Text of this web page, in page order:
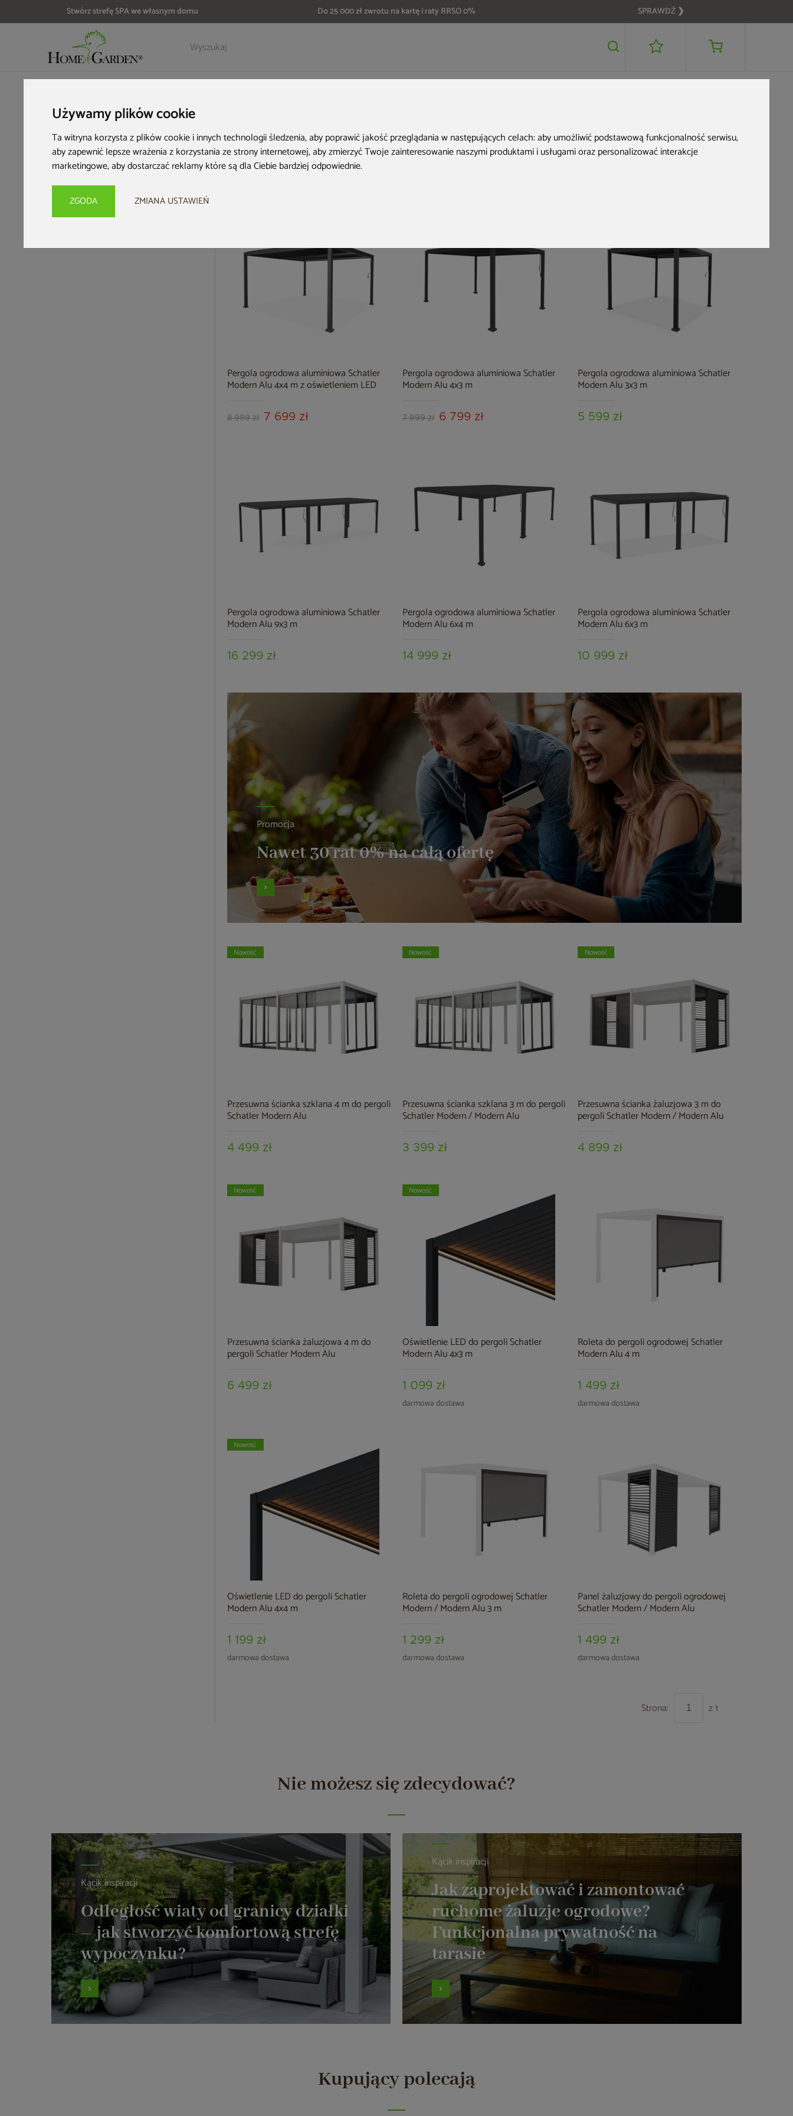
Używamy plików cookie
Ta witryna korzysta z plików cookie i innych technologii śledzenia, aby poprawić jakość przeglądania w następujących celach:aby umożliwić podstawową funkcjonalność serwisu,
aby zapewnić lepsze wrażenia z korzystania ze strony internetowej,aby zmierzyć Twoje zainteresowanie naszymi produktami i usługami oraz personalizować interakcje
marketingowe,aby dostarczać reklamy które są dla Ciebie bardziej odpowiednie.
ZGODA ZMIANA USTAWIEŃ
Stwórz strefę SPA we własnym domu Do 25 000 zł zwrotu na kartę i raty RRSO 0% SPRAWDŹ ❯
Pergole Schatler Modern Alu
Pergola ogrodowa aluminiowa Schatler
Modern Alu 4x4 m z oświetleniem LED
8 999 zł 7 699 zł
Pergola ogrodowa aluminiowa Schatler
Modern Alu 4x3 m
7 999 zł 6 799 zł
Pergola ogrodowa aluminiowa Schatler
Modern Alu 3x3 m
5 599 zł
Pergola ogrodowa aluminiowa Schatler
Modern Alu 9x3 m
16 299 zł
Pergola ogrodowa aluminiowa Schatler
Modern Alu 6x4 m
14 999 zł
Pergola ogrodowa aluminiowa Schatler
Modern Alu 6x3 m
10 999 zł
Promocja
Nawet 30 rat 0% na całą ofertę
Przesuwna ścianka szklana 4 m do pergoli
Schatler Modern Alu
4 499 zł
Nowość
Przesuwna ścianka szklana 3 m do pergoli
Schatler Modern / Modern Alu
3 399 zł
Nowość
Przesuwna ścianka żaluzjowa 3 m do
pergoli Schatler Modern / Modern Alu
4 899 zł
Nowość
Przesuwna ścianka żaluzjowa 4 m do
pergoli Schatler Modern Alu
6 499 zł
Nowość
Oświetlenie LED do pergoli Schatler
Modern Alu 4x3 m
1 099 zł
darmowa dostawa
Nowość
Roleta do pergoli ogrodowej Schatler
Modern Alu 4 m
1 499 zł
darmowa dostawa
Oświetlenie LED do pergoli Schatler
Modern Alu 4x4 m
1 199 zł
darmowa dostawa
Nowość
Roleta do pergoli ogrodowej Schatler
Modern / Modern Alu 3 m
1 299 zł
darmowa dostawa
Panel żaluzjowy do pergoli ogrodowej
Schatler Modern / Modern Alu
1 499 zł
darmowa dostawa
Strona: z 1
Nie możesz się zdecydować?
Kącik inspiracji
Odległość wiaty od granicy działki
– jak stworzyć komfortową strefę
wypoczynku?
Kącik inspiracji
Jak zaprojektować i zamontować
ruchome żaluzje ogrodowe?
Funkcjonalna prywatność na
tarasie
Kupujący polecają